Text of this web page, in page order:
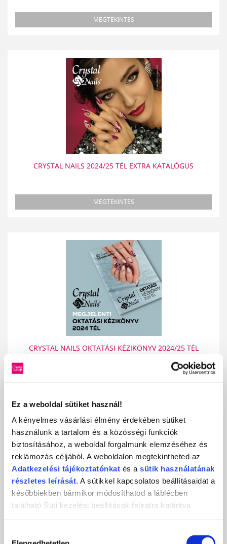
Ez a weboldal sütiket használ!
A kényelmes vásárlási élmény érdekében sütiket
használunk a tartalom és a közösségi funkciók
biztosításához, a weboldal forgalmunk elemzéséhez és
reklámozás céljából. A weboldalon megtekintheted az
Adatkezelési tájékoztatónkat és a sütik használatának
részletes leírását. A sütikkel kapcsolatos beállításaidat a
későbbiekben bármikor módosíthatod a láblécben
található Süti kezelési beállítások feliratra kattintva.
MEGTEKINTÉS
CRYSTAL NAILS 2024/25 TÉL EXTRA KATALÓGUS
MEGTEKINTÉS
CRYSTAL NAILS OKTATÁSI KÉZIKÖNYV 2024/25 TÉL
MEGTEKINTÉS